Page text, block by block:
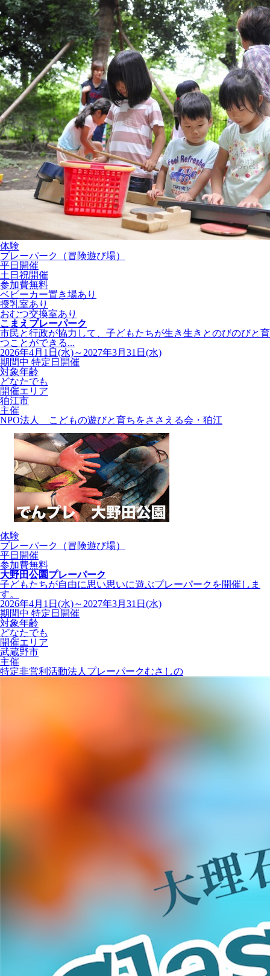
体験
プレーパーク（冒険遊び場）
平日開催
土日祝開催
参加費無料
ベビーカー置き場あり
授乳室あり
おむつ交換室あり
こまえプレーパーク
市民と行政が協力して、子どもたちが生き生きとのびのびと育
つことができる...
2026年4月1日(水)～2027年3月31日(水)
期間中 特定日開催
対象年齢
どなたでも
開催エリア
狛江市
主催
NPO法人 こどもの遊びと育ちをささえる会・狛江
体験
プレーパーク（冒険遊び場）
平日開催
参加費無料
大野田公園プレーパーク
子どもたちが自由に思い思いに遊ぶプレーパークを開催しま
す。
2026年4月1日(水)～2027年3月31日(水)
期間中 特定日開催
対象年齢
どなたでも
開催エリア
武蔵野市
主催
特定非営利活動法人プレーパークむさしの